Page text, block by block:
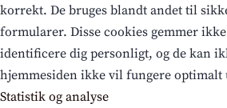
korrekt. De bruges blandt andet til
formularer. Disse cookies gemmer
identificere dig personligt, og de kan
hjemmesiden ikke vil fungere optimalt
Statistik og analyse